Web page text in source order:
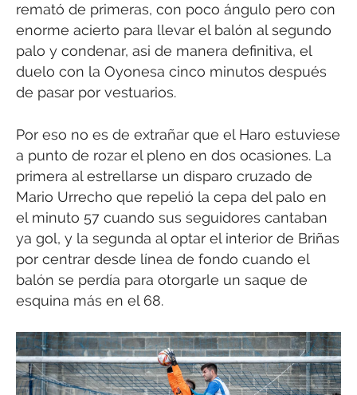
remató de primeras, con poco ángulo pero con
enorme acierto para llevar el balón al segundo
palo y condenar, asi de manera definitiva, el
duelo con la Oyonesa cinco minutos después
de pasar por vestuarios.
Por eso no es de extrañar que el Haro estuviese
a punto de rozar el pleno en dos ocasiones. La
primera al estrellarse un disparo cruzado de
Mario Urrecho que repelió la cepa del palo en
el minuto 57 cuando sus seguidores cantaban
ya gol, y la segunda al optar el interior de Briñas
por centrar desde línea de fondo cuando el
balón se perdía para otorgarle un saque de
esquina más en el 68.